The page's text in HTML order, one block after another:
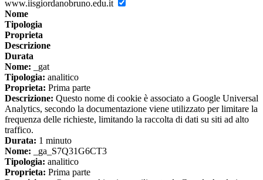
www.iisgiordanobruno.edu.it
Nome
Tipologia
Proprieta
Descrizione
Durata
Nome: _gat
Tipologia: analitico
Proprieta: Prima parte
Descrizione: Questo nome di cookie è associato a Google Universal
Analytics, secondo la documentazione viene utilizzato per limitare la
frequenza delle richieste, limitando la raccolta di dati su siti ad alto
traffico.
Durata: 1 minuto
Nome: _ga_S7Q31G6CT3
Tipologia: analitico
Proprieta: Prima parte